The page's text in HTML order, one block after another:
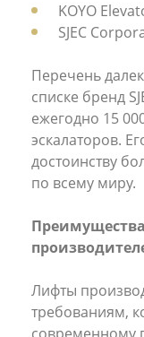
KOYO
SJEC
Перечень
списке бренд
ежегодно 15
эскалаторов.
достоинству
по всему миру.
Лифты
требованиям,